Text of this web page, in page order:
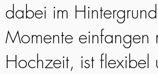
dabei im
Momente einfangen
Hochzeit, ist flexibel